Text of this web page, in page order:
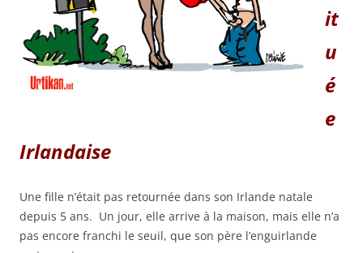
it
u
é
e
Irlandaise
Une fille n’était pas retournée dans son Irlande natale
depuis 5 ans. Un jour, elle arrive à la maison, mais elle n’a
pas encore franchi le seuil, que son père l’enguirlande